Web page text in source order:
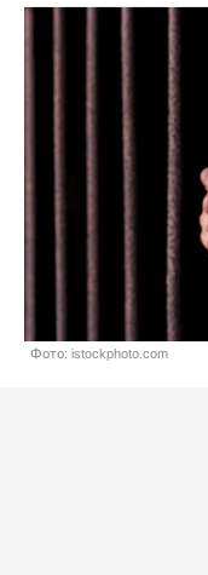
Фото: istockphoto.com